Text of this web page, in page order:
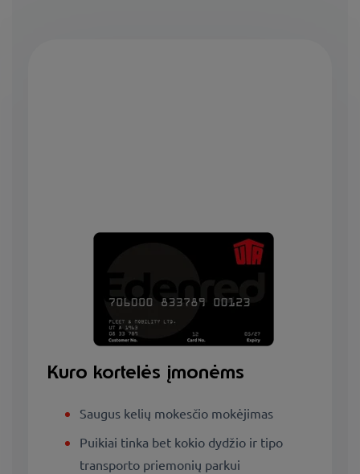
Kuro kortelės įmonėms
Saugus kelių mokesčio mokėjimas
Puikiai tinka bet kokio dydžio ir tipo
transporto priemonių parkui